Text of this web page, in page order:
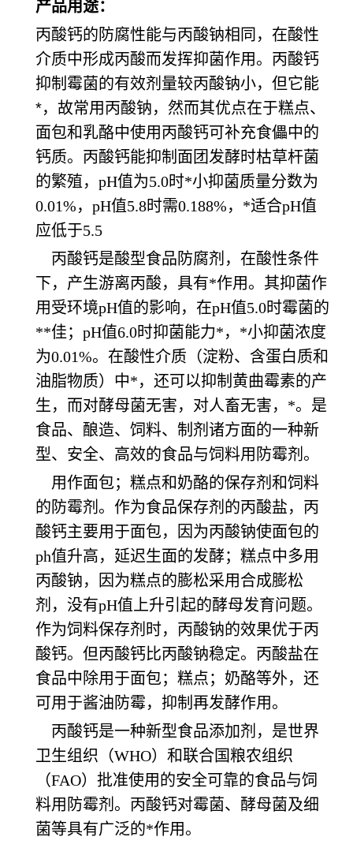
产品用途：
丙酸钙的防腐性能与丙酸钠相同，在酸性
介质中形成丙酸而发挥抑菌作用。丙酸钙
抑制霉菌的有效剂量较丙酸钠小，但它能
*，故常用丙酸钠，然而其优点在于糕点、
面包和乳酪中使用丙酸钙可补充食儡中的
钙质。丙酸钙能抑制面团发酵时枯草杆菌
的繁殖， pH值为5.0时*小抑菌质量分数为
0.01%，pH值5.8时需0.188%，*适合pH值
应低于5.5
丙酸钙是酸型食品防腐剂，在酸性条件
下，产生游离丙酸，具有*作用。其抑菌作
用受环境pH值的影响，在pH值5.0时霉菌的
**佳；pH值6.0时抑菌能力*，*小抑菌浓度
为0.01%。在酸性介质（淀粉、含蛋白质和
油脂物质）中*，还可以抑制黄曲霉素的产
生，而对酵母菌无害，对人畜无害，*。是
食品、酿造、饲料、制剂诸方面的一种新
型、安全、高效的食品与饲料用防霉剂。
用作面包；糕点和奶酪的保存剂和饲料
的防霉剂。作为食品保存剂的丙酸盐，丙
酸钙主要用于面包，因为丙酸钠使面包的
ph值升高，延迟生面的发酵；糕点中多用
丙酸钠，因为糕点的膨松采用合成膨松
剂，没有pH值上升引起的酵母发育问题。
作为饲料保存剂时，丙酸钠的效果优于丙
酸钙。但丙酸钙比丙酸钠稳定。丙酸盐在
食品中除用于面包；糕点；奶酪等外，还
可用于酱油防霉，抑制再发酵作用。
丙酸钙是一种新型食品添加剂，是世界
卫生组织（WHO）和联合国粮农组织
（FAO）批准使用的安全可靠的食品与饲
料用防霉剂。丙酸钙对霉菌、酵母菌及细
菌等具有广泛的*作用。